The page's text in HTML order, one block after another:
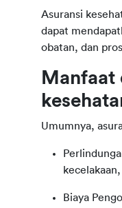
Asuransi
dapat
obatan, dan
Manfaat
Umumnya,
Biaya